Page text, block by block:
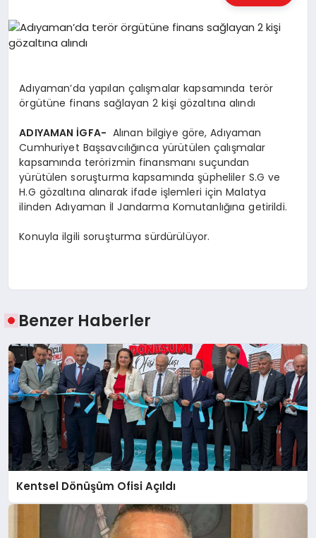
EKONOMI
MAGAZIN
SAĞLIK
SPOR
TEKNOLOJI
Adıyaman’da yapılan çalışmalar kapsamında terör
örgütüne finans sağlayan 2 kişi gözaltına alındı
ADIYAMAN İGFA- Alınan bilgiye göre, Adıyaman
Cumhuriyet Başsavcılığınca yürütülen çalışmalar
kapsamında terörizmin finansmanı suçundan
yürütülen soruşturma kapsamında şüpheliler S.G ve
H.G gözaltına alınarak ifade işlemleri için Malatya
ilinden Adıyaman İl Jandarma Komutanlığına getirildi.
Konuyla ilgili soruşturma sürdürülüyor.
Benzer Haberler
Kentsel Dönüşüm Ofisi Açıldı